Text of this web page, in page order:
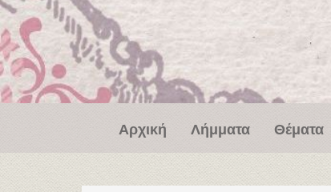
Αρχική Λήμματα Θέματα